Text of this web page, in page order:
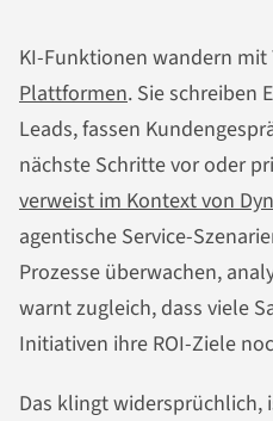
KI-Funktionen wandern mit
Plattformen. Sie schreiben
Leads, fassen
nächste Schritte vor oder
verweist im Kontext von
agentische Service-
Prozesse überwachen,
warnt zugleich, dass viele
Initiativen ihre ROI-Ziele
Das klingt widersprüchlich,